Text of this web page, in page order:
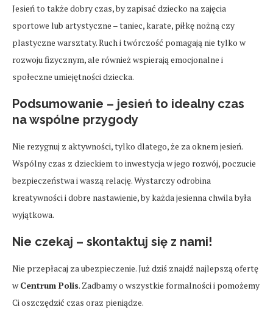
Jesień to także dobry czas, by zapisać dziecko na zajęcia
sportowe lub artystyczne – taniec, karate, piłkę nożną czy
plastyczne warsztaty. Ruch i twórczość pomagają nie tylko w
rozwoju fizycznym, ale również wspierają emocjonalne i
społeczne umiejętności dziecka.
Podsumowanie – jesień to idealny czas
na wspólne przygody
Nie rezygnuj z aktywności, tylko dlatego, że za oknem jesień.
Wspólny czas z dzieckiem to inwestycja w jego rozwój, poczucie
bezpieczeństwa i waszą relację. Wystarczy odrobina
kreatywności i dobre nastawienie, by każda jesienna chwila była
wyjątkowa.
Nie czekaj – skontaktuj się z nami!
Nie przepłacaj za ubezpieczenie. Już dziś znajdź najlepszą ofertę
wCentrum Polis. Zadbamy o wszystkie formalności i pomożemy
Ci oszczędzić czas oraz pieniądze.